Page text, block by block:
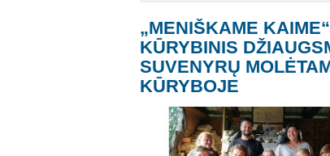
„MENIŠKAME
KŪRYBINIS
SUVENYRŲ
KŪRYBOJE